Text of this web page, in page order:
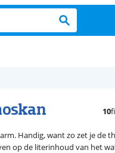
10
Handig, want zo zet je
op de literinhoud van het